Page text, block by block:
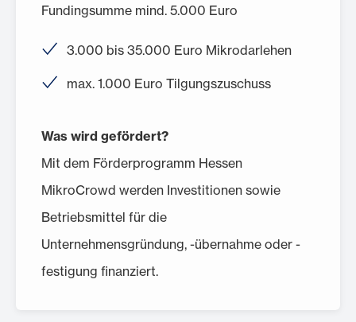
Fundingsumme mind. 5.000 Euro
3.000 bis 35.000 Euro Mikrodarlehen
max. 1.000 Euro Tilgungszuschuss
Was wird gefördert?
Mit dem Förderprogramm Hessen
MikroCrowd werden Investitionen sowie
Betriebsmittel für die
Unternehmensgründung, -übernahme oder -
festigung finanziert.